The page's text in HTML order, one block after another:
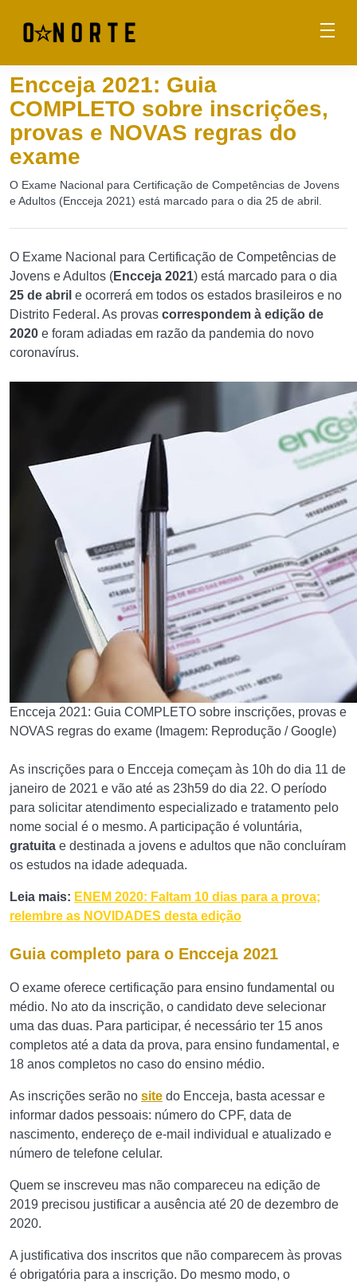
Encceja 2021: Guia
COMPLETO sobre inscrições,
provas e NOVAS regras do
exame
O Exame Nacional para Certificação de Competências de Jovens
e Adultos (Encceja 2021) está marcado para o dia 25 de abril.
O Exame Nacional para Certificação de Competências de
Jovens e Adultos (Encceja 2021) está marcado para o dia
25 de abril e ocorrerá em todos os estados brasileiros e no
Distrito Federal. As provas correspondem à edição de
2020 e foram adiadas em razão da pandemia do novo
coronavírus.
Encceja 2021: Guia COMPLETO sobre inscrições, provas e
NOVAS regras do exame (Imagem: Reprodução / Google)
As inscrições para o Encceja começam às 10h do dia 11 de
janeiro de 2021 e vão até as 23h59 do dia 22. O período
para solicitar atendimento especializado e tratamento pelo
nome social é o mesmo. A participação é voluntária,
gratuita e destinada a jovens e adultos que não concluíram
os estudos na idade adequada.
Leia mais: ENEM 2020: Faltam 10 dias para a prova;
relembre as NOVIDADES desta edição
Guia completo para o Encceja 2021
O exame oferece certificação para ensino fundamental ou
médio. No ato da inscrição, o candidato deve selecionar
uma das duas. Para participar, é necessário ter 15 anos
completos até a data da prova, para ensino fundamental, e
18 anos completos no caso do ensino médio.
As inscrições serão no site do Encceja, basta acessar e
informar dados pessoais: número do CPF, data de
nascimento, endereço de e-mail individual e atualizado e
número de telefone celular.
Quem se inscreveu mas não compareceu na edição de
2019 precisou justificar a ausência até 20 de dezembro de
2020.
A justificativa dos inscritos que não comparecem às provas
é obrigatória para a inscrição. Do mesmo modo, o